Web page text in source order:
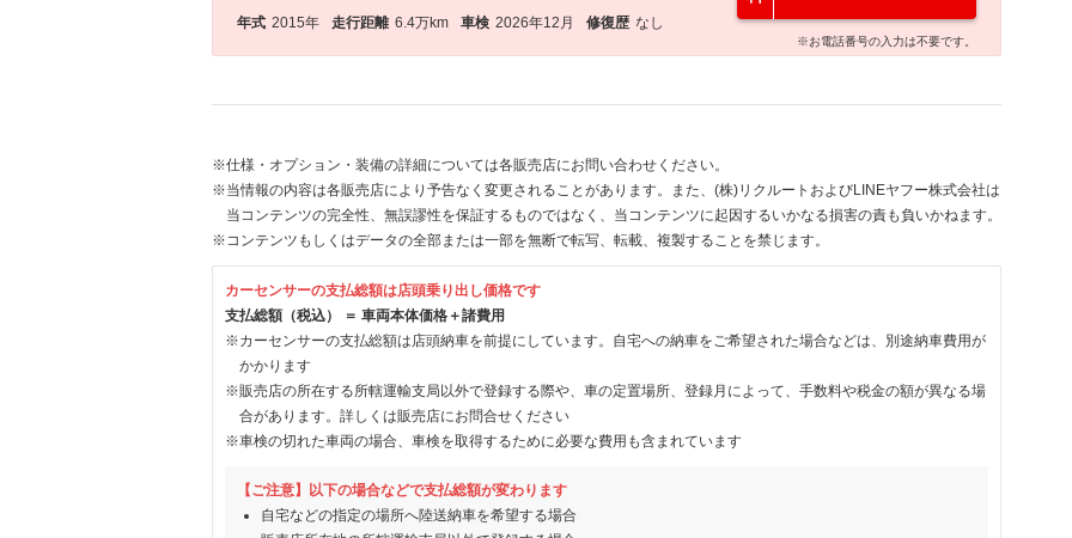
年式 2015年 走行距離 6.4万km 車検 2026年12月 修復歴 なし
※お電話番号の入力は不要です。
※仕様・オプション・装備の詳細については各販売店にお問い合わせください。
※当情報の内容は各販売店により予告なく変更されることがあります。また、(株)リクルートおよびLINEヤフー株式会社は
当コンテンツの完全性、無誤謬性を保証するものではなく、当コンテンツに起因するいかなる損害の責も負いかねます。
※コンテンツもしくはデータの全部または一部を無断で転写、転載、複製することを禁じます。
カーセンサーの支払総額は店頭乗り出し価格です
支払総額（税込） ＝ 車両本体価格＋諸費用
※カーセンサーの支払総額は店頭納車を前提にしています。自宅への納車をご希望された場合などは、別途納車費用が
かかります
※販売店の所在する所轄運輸支局以外で登録する際や、車の定置場所、登録月によって、手数料や税金の額が異なる場
合があります。詳しくは販売店にお問合せください
※車検の切れた車両の場合、車検を取得するために必要な費用も含まれています
【ご注意】以下の場合などで支払総額が変わります
自宅などの指定の場所へ陸送納車を希望する場合